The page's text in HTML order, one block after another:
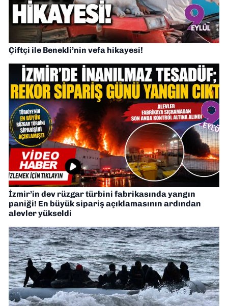
Çiftçi ile Benekli’nin vefa hikayesi!
İzmir’in dev rüzgar türbini fabrikasında yangın
paniği! En büyük sipariş açıklamasının ardından
alevler yükseldi